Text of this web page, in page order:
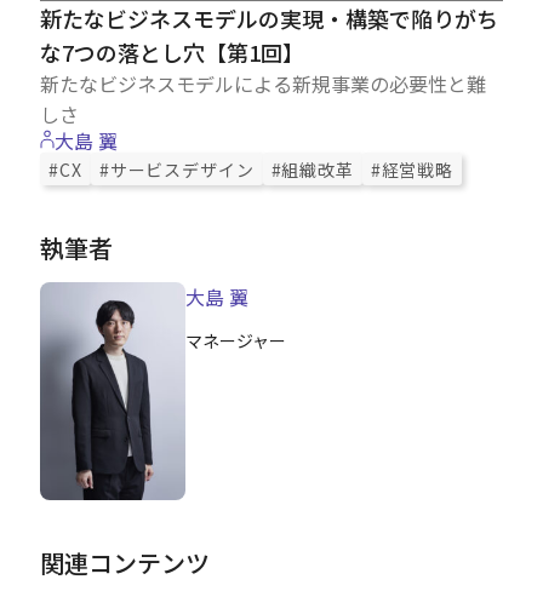
新たなビジネスモデルの実現・構築で陥りがち
な7つの落とし穴【第1回】
新たなビジネスモデルによる新規事業の必要性と難
しさ
大島 翼
#CX #サービスデザイン #組織改革 #経営戦略
執筆者
大島 翼
マネージャー
関連コンテンツ